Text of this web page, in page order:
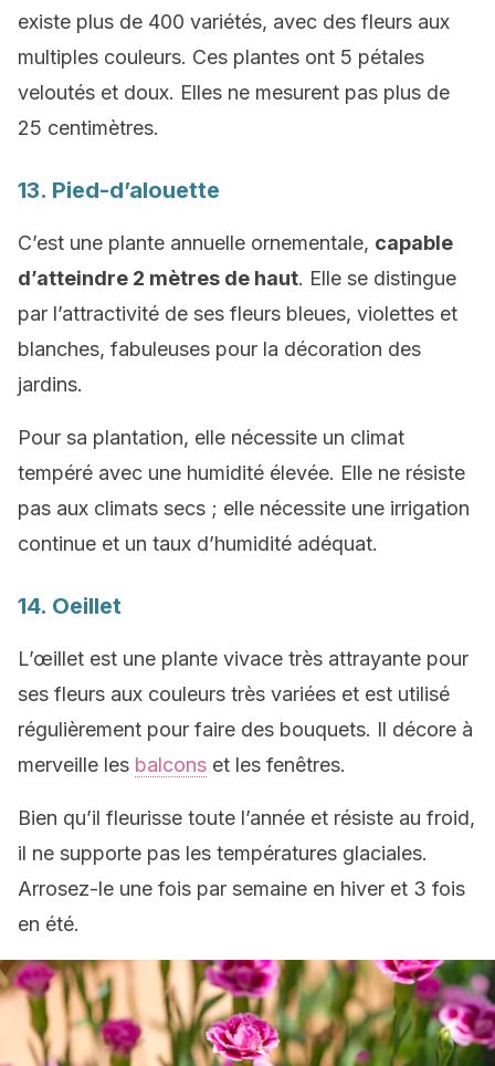
existe plus de 400 variétés, avec des fleurs aux
multiples couleurs. Ces plantes ont 5 pétales
veloutés et doux. Elles ne mesurent pas plus de
25 centimètres.
13. Pied-d’alouette
C’est une plante annuelle ornementale, capable
d’atteindre 2 mètres de haut. Elle se distingue
par l’attractivité de ses fleurs bleues, violettes et
blanches, fabuleuses pour la décoration des
jardins.
Pour sa plantation, elle nécessite un climat
tempéré avec une humidité élevée. Elle ne résiste
pas aux climats secs ; elle nécessite une irrigation
continue et un taux d’humidité adéquat.
14. Oeillet
L’œillet est une plante vivace très attrayante pour
ses fleurs aux couleurs très variées et est utilisé
régulièrement pour faire des bouquets. Il décore à
merveille les balcons et les fenêtres.
Bien qu’il fleurisse toute l’année et résiste au froid,
il ne supporte pas les températures glaciales.
Arrosez-le une fois par semaine en hiver et 3 fois
en été.